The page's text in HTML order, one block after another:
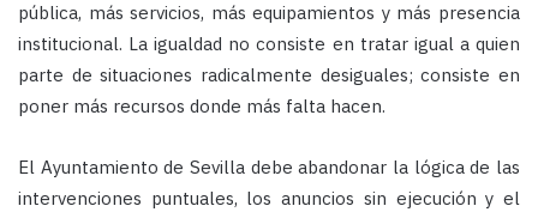
pública, más servicios, más equipamientos y más presencia
institucional. La igualdad no consiste en tratar igual a quien
parte de situaciones radicalmente desiguales; consiste en
poner más recursos donde más falta hacen.
El Ayuntamiento de Sevilla debe abandonar la lógica de las
intervenciones puntuales, los anuncios sin ejecución y el